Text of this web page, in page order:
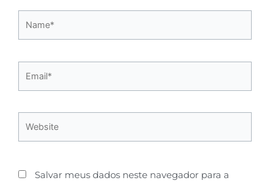
Salvar meus dados neste navegador para a